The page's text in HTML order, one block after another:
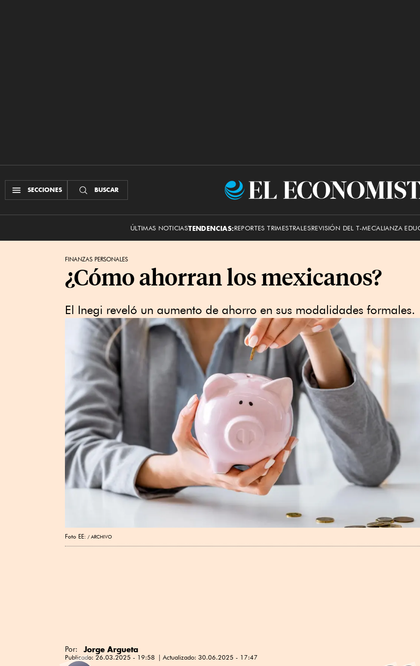
SECCIONES BUSCAR
El
ÚLTIMAS NOTICIASTENDENCIAS:REPORTES TRIMESTRALESREVISIÓN DEL T-MECALIANZA
FINANZAS PERSONALES
¿Cómo ahorran los mexicanos?
El Inegi reveló un aumento de ahorro en sus modalidades formales.
Foto EE: ARCHIVO
Por: Jorge Argueta
Publicado: 26.03.2025 - 19:58 Actualizado: 30.06.2025 - 17:47